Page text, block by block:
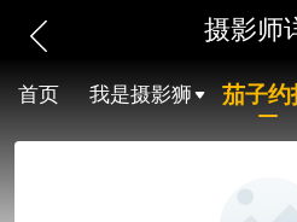
摄影师
首页 我是摄影狮 茄子约